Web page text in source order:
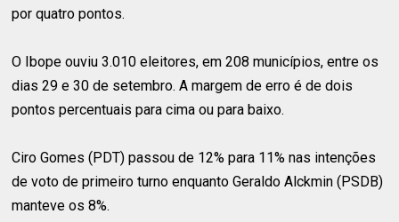
por quatro pontos.
O Ibope ouviu 3.010 eleitores, em 208 municípios, entre os
dias 29 e 30 de setembro. A margem de erro é de dois
pontos percentuais para cima ou para baixo.
Ciro Gomes (PDT) passou de 12% para 11% nas intenções
de voto de primeiro turno enquanto Geraldo Alckmin (PSDB)
manteve os 8%.